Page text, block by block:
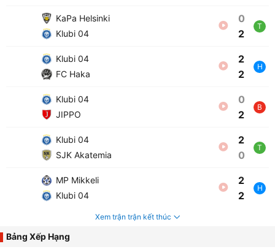
KaPa Helsinki
Klubi 04
0
2
T
Klubi 04
FC Haka
2
2
H
Klubi 04
JIPPO
0
2
B
Klubi 04
SJK Akatemia
2
0
T
MP Mikkeli
Klubi 04
2
2
H
Xem trận trận kết thúc
Bảng Xếp Hạng